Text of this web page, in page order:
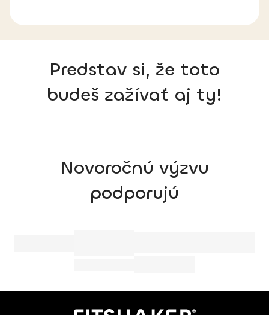
Predstav si, že toto
budeš zažívať aj ty!
Novoročnú výzvu
podporujú